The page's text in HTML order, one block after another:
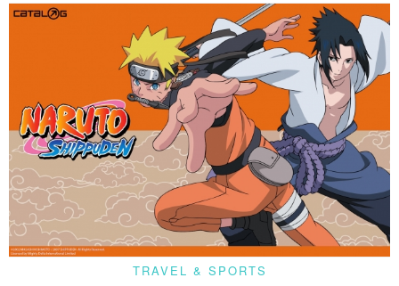
TRAVEL & SPORTS